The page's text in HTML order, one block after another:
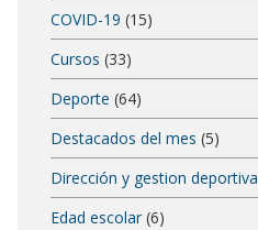
COVID-19 (15)
Cursos (33)
Deporte (64)
Destacados del mes (5)
Dirección y gestion deportiva
Edad escolar (6)